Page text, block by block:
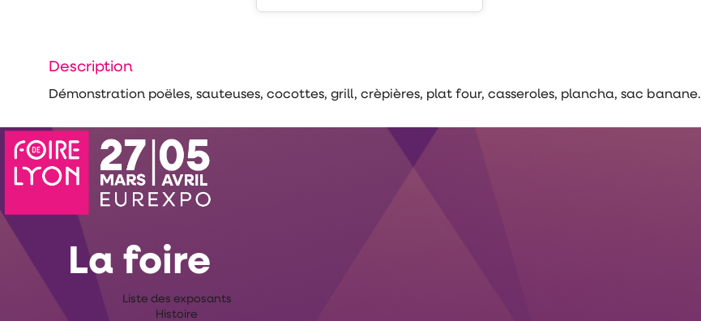
Description
Démonstration poëles, sauteuses, cocottes, grill, crèpières, plat four, casseroles, plancha, sac banane.
La foire
Liste des exposants
Histoire